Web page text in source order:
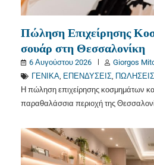
Πώληση Επιχείρησης
σουάρ στη Θεσσαλονίκη
6 Αυγούστου 2026
Giorgos
ΓΕΝΙΚΑ ΕΠΕΝΔΥΣΕΙΣ
Η πώληση επιχείρησης κοσμημάτων
παραθαλάσσια περιοχή της